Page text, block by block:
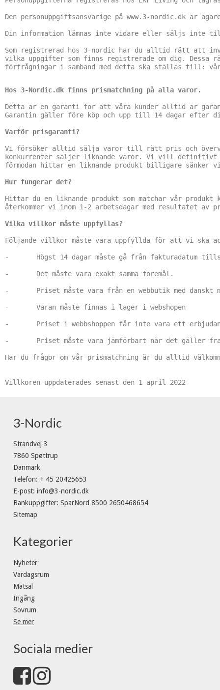
Den personuppgiftsansvarige på www.3-nordic.dk är
Din information lämnas inte vidare eller säljs inte
Som registrerad hos 3-nordic har du alltid rätt att
vilka uppgifter som finns registrerade om dig. Dessa
Hos 3-Nordic.dk finns prismatchning på alla varor.
Detta är en garanti för att våra kunder alltid är
Garantin gäller före köp och upp till 14 dagar efter
Varför prisgaranti?
Vi försöker alltid sälja varor till rätt pris och
konkurrenter säljer liknande varor. Vi vill definitivt
förmodan hittar en liknande produkt billigare sänker
Hur fungerar det?
Hittar du en liknande produkt som matchar vår
återkommer vi inom 1-2 arbetsdagar med resultatet
Vilka villkor måste uppfyllas?
Följande villkor måste vara uppfyllda för att vi ska
-       Högst 14 dagar måste gå från
-       Det måste vara exakt samma föremål.
-       Priset måste vara från en webbutik med danskt
-       Varan måste finnas i lager i webshopen
-       Priset i webbshoppen får inte vara ett
-       Priset måste vara jämförbart när det gäller
Har du frågor om vår prismatchning är du alltid
Villkoren uppdaterades senast den 1 april 2022
3-Nordic
Strandvej 3
7860 Spøttrup
Danmark
Telefon: + 45 20425653
E-post: info@3-nordic.dk
Bankuppgifter: SparNord 8500 2650468654
Sitemap
Kategorier
Nyheter
Vardagsrum
Matsal
Ingång
Sovrum
Se mer
Sociala medier